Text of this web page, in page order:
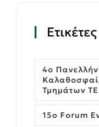
Ετικέτες
4ο
Τμημάτων
15ο Forum